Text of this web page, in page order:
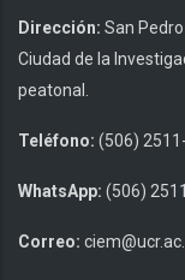
Dirección: San
Ciudad de la
peatonal.
Teléfono: (506)
WhatsApp: (506)
Correo: